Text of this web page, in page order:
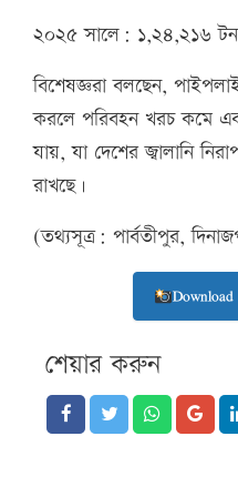
২০২৫ সালে: ১,২৪,২১৬ টন
বিশেষজ্ঞরা বলছেন,
করলে পরিবহন খরচ কমে
যায়, যা দেশের জ্বালানি
রাখছে।
(তথ্যসূত্র: পার্বতীপুর,
শেয়ার করুন